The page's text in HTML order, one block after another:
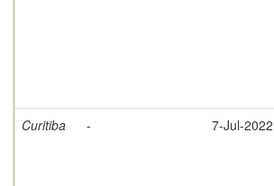
Curitiba
- 7-Jul-2022